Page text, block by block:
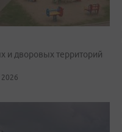
и дворовых территорий
2026